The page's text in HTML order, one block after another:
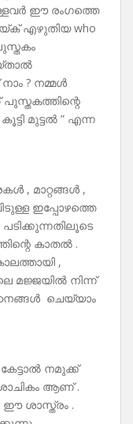
ഈ രംഗത്തെ
എഴുതിയ who
? നമ്മൾ
മുട്ടൽ ” എന്ന
, മാറ്റങ്ങൾ ,
ഇപ്പോഴത്തെ
കാതൽ .
,
മജ്ജയിൽ നിന്ന്
ചെയ്യാം
നമുക്ക്
ആണ് .
ഈ ശാസ്ത്രം .